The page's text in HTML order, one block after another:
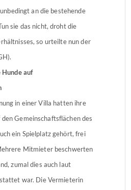
an die bestehende
sie das nicht, droht die
so urteilte nun der
auf
in einer Villa hatten ihre
Gemeinschaftsflächen des
ein Spielplatz gehört, frei
Mitmieter beschwerten
zumal dies auch laut
war. Die Vermieterin